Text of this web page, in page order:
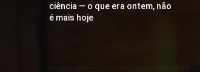
ciência — o que era ontem, não
é mais hoje